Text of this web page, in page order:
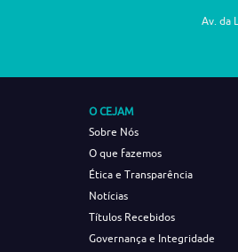
Av. da
O CEJAM
Sobre Nós
O que fazemos
Ética e Transparência
Notícias
Títulos Recebidos
Governança e Integridade